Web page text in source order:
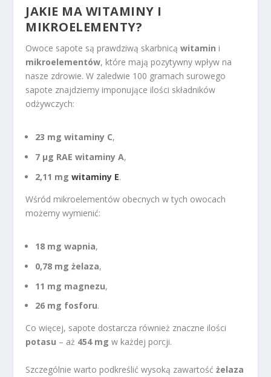
JAKIE MA WITAMINY I
MIKROELEMENTY?
Owoce sapote są prawdziwą skarbnicąwitamin i
mikroelementów, które mają pozytywny wpływ na
nasze zdrowie. W zaledwie 100 gramach surowego
sapote znajdziemy imponujące ilości składników
odżywczych:
23 mg witaminy C,
7 µg RAE witaminy A,
2,11 mgwitaminy E.
Wśród mikroelementów obecnych w tych owocach
możemy wymienić:
18 mg wapnia,
0,78 mg żelaza,
11 mg magnezu,
26 mg fosforu.
Co więcej, sapote dostarcza również znaczne ilości
potasu – aż 454 mg w każdej porcji.
Szczególnie warto podkreślić wysoką zawartośćżelaza